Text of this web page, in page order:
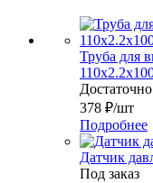
Труба для
Достаточно
378 ₽/шт
Подробнее
Датчик
Под заказ